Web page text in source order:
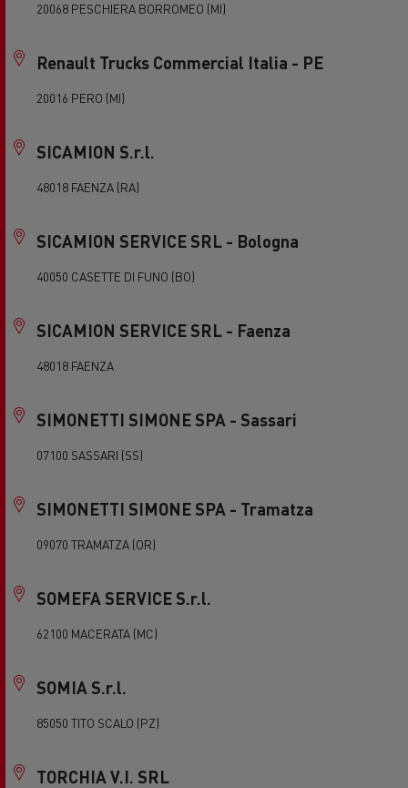
20068 PESCHIERA BORROMEO (MI)
Renault Trucks Commercial Italia - PE
20016 PERO (MI)
SICAMION S.r.l.
48018 FAENZA (RA)
SICAMION SERVICE SRL - Bologna
40050 CASETTE DI FUNO (BO)
SICAMION SERVICE SRL - Faenza
48018 FAENZA
SIMONETTI SIMONE SPA - Sassari
07100 SASSARI (SS)
SIMONETTI SIMONE SPA - Tramatza
09070 TRAMATZA (OR)
SOMEFA SERVICE S.r.l.
62100 MACERATA (MC)
SOMIA S.r.l.
85050 TITO SCALO (PZ)
TORCHIA V.I. SRL